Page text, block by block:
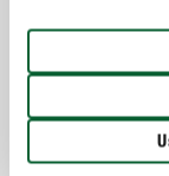
Onkruiden tussen
MEER TONEN